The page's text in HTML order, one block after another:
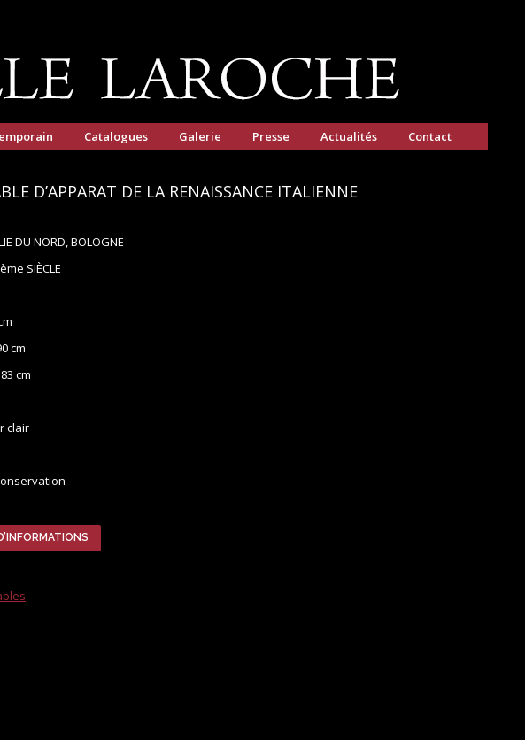
Catalogues Galerie Presse Actualités Contact
D’APPARAT DE LA RENAISSANCE ITALIENNE
DU NORD, BOLOGNE
SIÈCLE
cm
cm
clair